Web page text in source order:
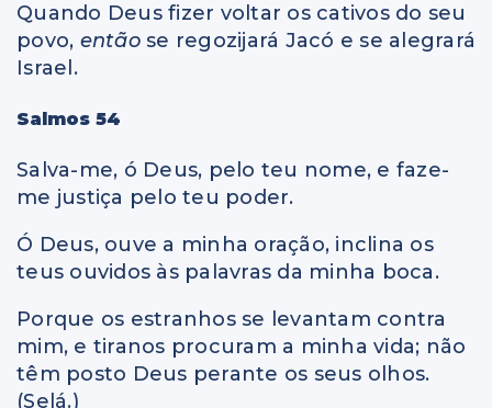
Quando Deus fizer voltar os cativos do seu
povo, então se regozijará Jacó e se alegrará
Israel.
Salmos 54
Salva-me, ó Deus, pelo teu nome, e faze-
me justiça pelo teu poder.
Ó Deus, ouve a minha oração, inclina os
teus ouvidos às palavras da minha boca.
Porque os estranhos se levantam contra
mim, e tiranos procuram a minha vida; não
têm posto Deus perante os seus olhos.
(Selá.)